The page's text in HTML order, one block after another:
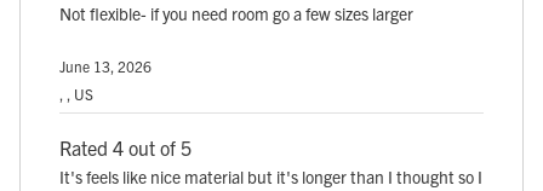
Not flexible- if you need room go a few sizes larger
June 13, 2026
, , US
Rated 4 out of 5
It's feels like nice material but it's longer than I thought so I